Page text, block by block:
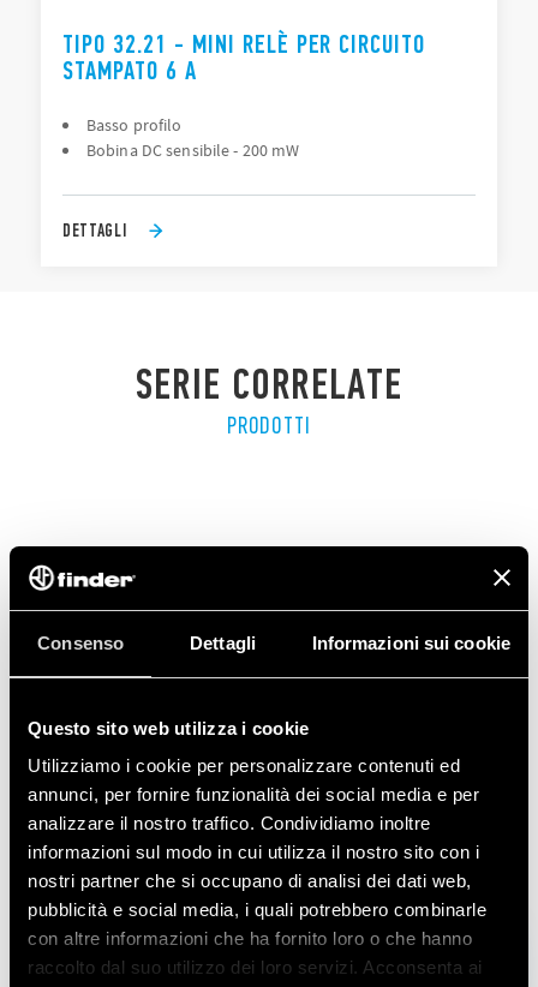
Consenso Dettagli Informazioni sui cookie
Questo sito web utilizza i cookie
Utilizziamo i cookie per personalizzare contenuti ed
annunci, per fornire funzionalità dei social media e per
analizzare il nostro traffico. Condividiamo inoltre
informazioni sul modo in cui utilizza il nostro sito con i
nostri partner che si occupano di analisi dei dati web,
pubblicità e social media, i quali potrebbero combinarle
con altre informazioni che ha fornito loro o che hanno
raccolto dal suo utilizzo dei loro servizi. Acconsenta ai
TIPO 32.21 - MINI RELÈ PER CIRCUITO
STAMPATO 6 A
Basso profilo
Bobina DC sensibile - 200 mW
DETTAGLI
SERIE CORRELATE
PRODOTTI
SERIE 30
Relè dual in line 2 A